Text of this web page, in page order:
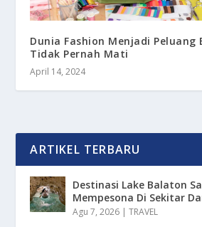
Dunia Fashion Menjadi Peluang
Tidak Pernah Mati
April 14, 2024
ARTIKEL TERBARU
Destinasi Lake Balaton
Mempesona Di Sekitar
Agu 7, 2026 |TRAVEL